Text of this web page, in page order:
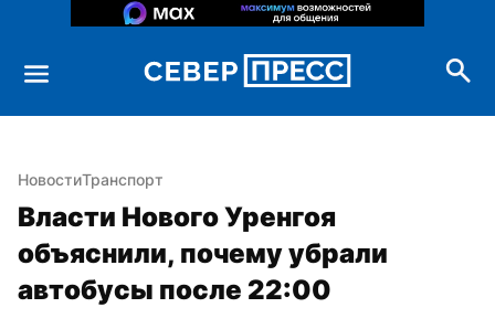
НовостиТранспорт
Власти Нового Уренгоя
объяснили, почему убрали
автобусы после 22:00